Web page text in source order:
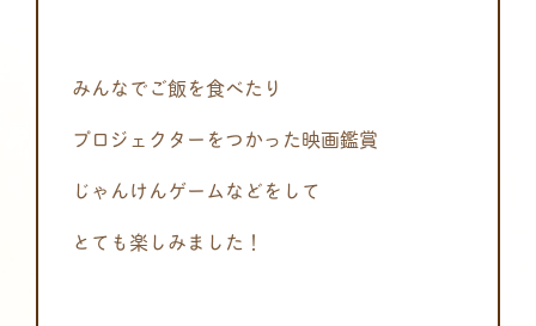
みんなでご飯を食べたり
プロジェクターをつかった映画鑑賞
じゃんけんゲームなどをして
とても楽しみました！